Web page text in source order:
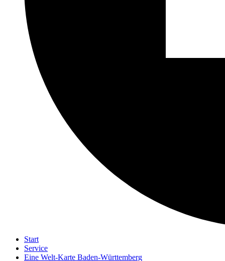
Start
Service
Eine Welt-Karte Baden-Württemberg